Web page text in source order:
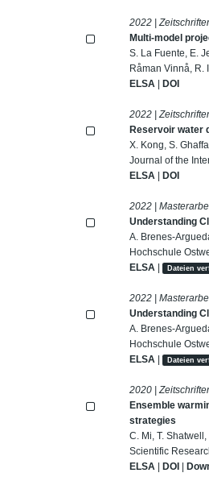
2022 |
Multi-model
S. La Fuente, E.
Råman Vinnå, R.
ELSA |DOI
2022 |
Reservoir water
X. Kong, S.
Journal of the
ELSA |DOI
2022 |
Understanding
A. Brenes-
Hochschule
ELSA | Dateien
2022 |
Understanding
A. Brenes-
Hochschule
ELSA | Dateien
2020 |
Ensemble
strategies
C. Mi, T.
Scientific
ELSA |DOI |